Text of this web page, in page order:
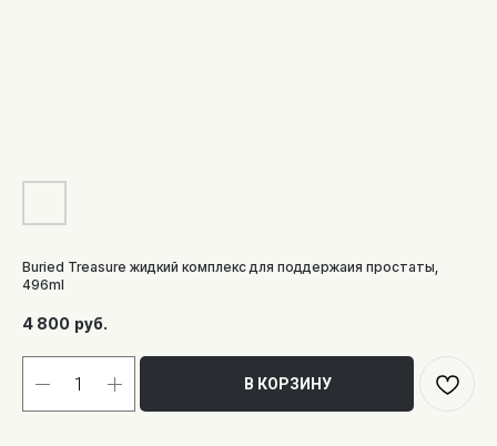
Buried Treasure жидкий комплекс для поддержаия простаты,
496ml
4 800 руб.
В КОРЗИНУ